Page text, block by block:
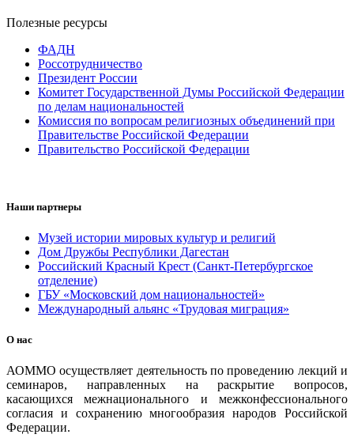
Полезные ресурсы
ФАДН
Россотрудничество
Президент России
Комитет Государственной Думы Российской Федерации
по делам национальностей
Комиссия по вопросам религиозных объединений при
Правительстве Российской Федерации
Правительство Российской Федерации
Наши партнеры
Музей истории мировых культур и религий
Дом Дружбы Республики Дагестан
Российский Красный Крест (Санкт-Петербургское
отделение)
ГБУ «Московский дом национальностей»
Международный альянс «Трудовая миграция»
О нас
АОММО осуществляет деятельность по проведению лекций и
семинаров, направленных на раскрытие вопросов,
касающихся межнационального и межконфессионального
согласия и сохранению многообразия народов Российской
Федерации.